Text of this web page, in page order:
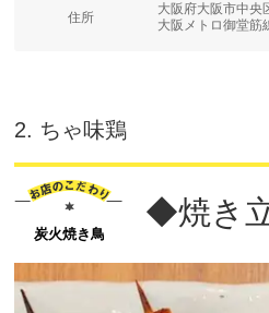
住所
大阪府大阪市中
大阪メトロ御堂筋
2. ちゃ味鶏
炭火焼き鳥
◆焼き